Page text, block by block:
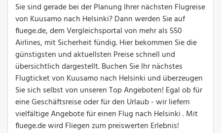
Sie sind gerade bei der Planung Ihrer nächsten Flugreise
von Kuusamo nach Helsinki? Dann werden Sie auf
fluege.de, dem Vergleichsportal von mehr als 550
Airlines, mit Sicherheit fündig. Hier bekommen Sie die
günstigsten und aktuellsten Preise schnell und
übersichtlich dargestellt. Buchen Sie Ihr nächstes
Flugticket von Kuusamo nach Helsinki und überzeugen
Sie sich selbst von unseren Top Angeboten! Egal ob für
eine Geschäftsreise oder für den Urlaub - wir liefern
vielfältige Angebote für einen Flug nach Helsinki . Mit
fluege.de wird Fliegen zum preiswerten Erlebnis!